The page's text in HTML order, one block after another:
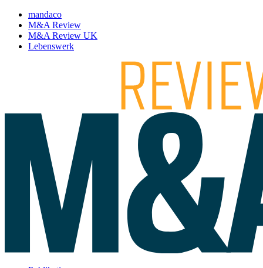
mandaco
M&A Review
M&A Review UK
Lebenswerk